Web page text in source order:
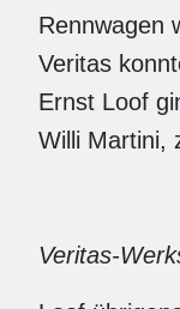
Rennwagen
Veritas
Ernst Loof
Willi Martini,
Veritas-